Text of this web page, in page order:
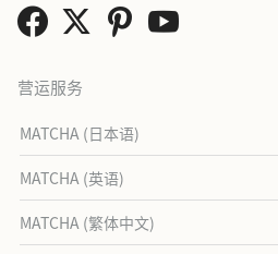
营运服务
MATCHA (日本语)
MATCHA (英语)
MATCHA (繁体中文)